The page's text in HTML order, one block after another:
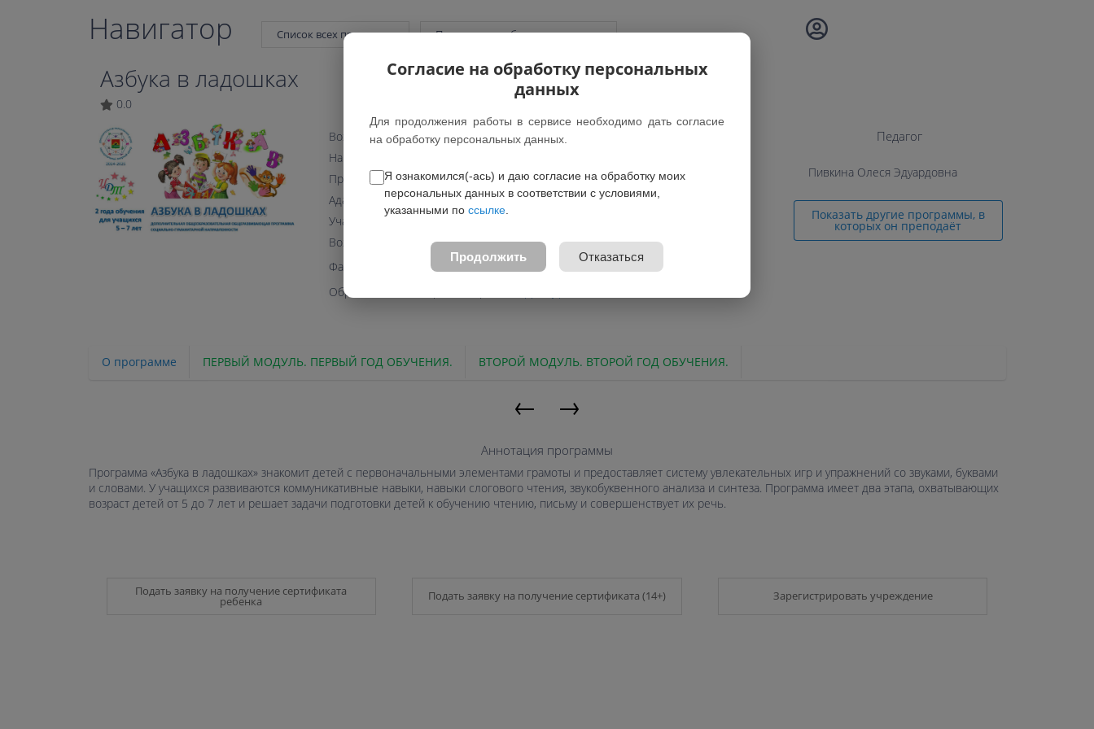
Навигатор Список всех программ Показать подобные программы
Азбука в ладошках
0.0
Возраст: 5-7 лет
Направление: Социально-гуманитарное
Программа предназначена для обучающихся Дети без ОВЗ
Адаптация для детей с ОВЗ: -
Участие федеральном проекте: Нет
Возможные зачисления: Бесплатно
Файл программы:
Скачать
Образовательная организация:
Педагог
Пивкина Олеся Эдуардовна
Показать другие программы, в
которых он преподаёт
О программе ПЕРВЫЙ МОДУЛЬ. ПЕРВЫЙ ГОД ОБУЧЕНИЯ. ВТОРОЙ МОДУЛЬ. ВТОРОЙ ГОД ОБУЧЕНИЯ.
← →
Аннотация программы
Программа «Азбука в ладошках» знакомит детей с первоначальными элементами грамоты и предоставляет систему увлекательных игр и упражнений со звуками, буквами
и словами. У учащихся развиваются коммуникативные навыки, навыки слогового чтения, звукобуквенного анализа и синтеза. Программа имеет два этапа, охватывающих
возраст детей от 5 до 7 лет и решает задачи подготовки детей к обучению чтению, письму и совершенствует их речь.
Подать заявку на получение сертификата
ребенка Подать заявку на получение сертификата (14+) Зарегистрировать учреждение
Согласие на обработку персональных
данных
Для продолжения работы в сервисе необходимо дать согласие
на обработку персональных данных.
Я ознакомился(-ась) и даю согласие на обработку моих
персональных данных в соответствии с условиями,
указанными по ссылке
Продолжить Отказаться